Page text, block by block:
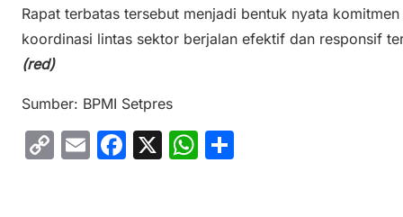
Rapat terbatas tersebut menjadi bentuk nyata
koordinasi lintas sektor berjalan efektif dan responsif
(red)
Sumber: BPMI Setpres
C
E
F
X
W